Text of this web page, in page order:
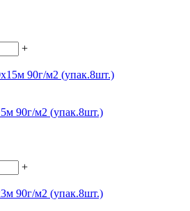
+
90г/м2 (упак.8шт.)
+